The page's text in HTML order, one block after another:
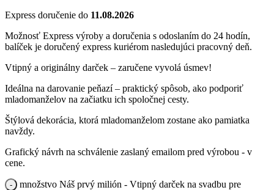
Express doručenie do 11.08.2026
Možnosť Express výroby a doručenia s odoslaním do 24 hodín,
balíček je doručený express kuriérom nasledujúci pracovný deň.
Vtipný a originálny darček – zaručene vyvolá úsmev!
Ideálna na darovanie peňazí – praktický spôsob, ako podporiť
mladomanželov na začiatku ich spoločnej cesty.
Štýlová dekorácia, ktorá mladomanželom zostane ako pamiatka
navždy.
Grafický návrh na schválenie zaslaný emailom pred výrobou - v
cene.
množstvo Náš prvý milión - Vtipný darček na svadbu pre